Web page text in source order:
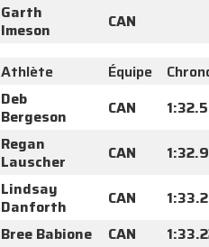
Garth
Imeson
CAN
Athlète Équipe
Deb
Bergeson
CAN
Regan
Lauscher
CAN
Lindsay
Danforth
CAN
Bree Babione CAN